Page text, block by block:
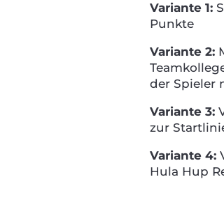
Variante 1:
Punkte
Variante 2:
der Spieler
Variante 3:
zur
Variante 4:
Hula Hup